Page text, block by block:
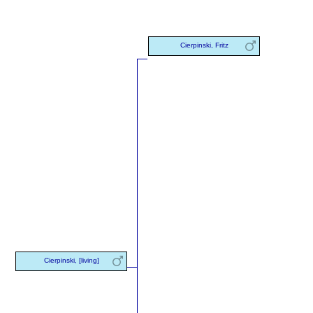
Cierpinski, [living]
Cierpinski, Fritz